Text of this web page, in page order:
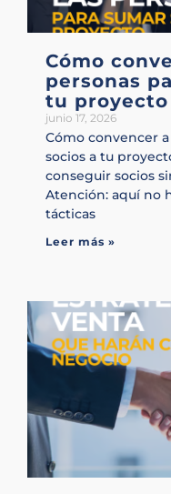
Cómo
personas
tu proyecto
junio 17, 2026
Cómo convencer
socios a tu
conseguir socios
Atención: aquí no
tácticas
Leer más »